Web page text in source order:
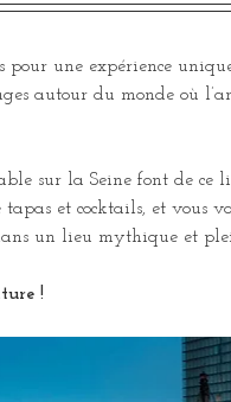
une expérience
autour du monde où
sur la Seine font de ce
et cocktails, et
un lieu mythique et
!